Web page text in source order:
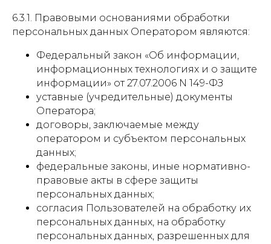
6.3.1. Правовыми основаниями обработки
персональных данных Оператором являются:
Федеральный закон «Об информации,
информационных технологиях и о защите
информации» от 27.07.2006 N 149-ФЗ
уставные (учредительные) документы
Оператора;
договоры, заключаемые между
оператором и субъектом персональных
данных;
федеральные законы, иные нормативно-
правовые акты в сфере защиты
персональных данных;
согласия Пользователей на обработку их
персональных данных, на обработку
персональных данных, разрешенных для